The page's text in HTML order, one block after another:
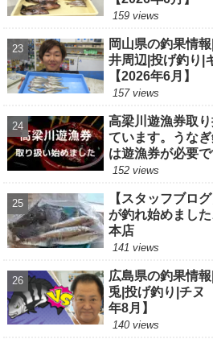
159 views
岡山県の釣果情
井周辺|投げ釣り|
【2026年6月】
157 views
高梁川遊漁券取
ています。うな
は遊漁券が必要で
152 views
【スタッフブロ
が釣れ始めました
本店
141 views
広島県の釣果情
兎|投げ釣り|チヌ
年8月】
140 views